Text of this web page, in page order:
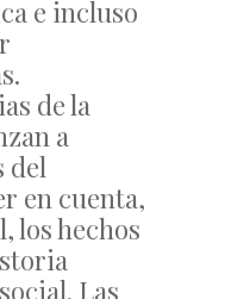
e incluso
de la
a
del
en cuenta,
los hechos
Las